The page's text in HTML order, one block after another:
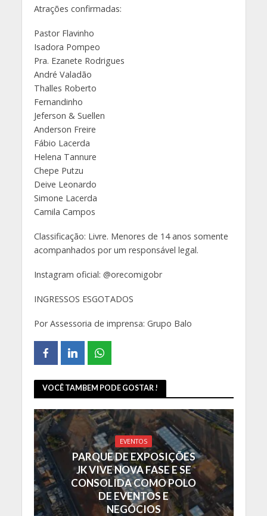
Atrações confirmadas:
Pastor Flavinho
Isadora Pompeo
Pra. Ezanete Rodrigues
André Valadão
Thalles Roberto
Fernandinho
Jeferson & Suellen
Anderson Freire
Fábio Lacerda
Helena Tannure
Chepe Putzu
Deive Leonardo
Simone Lacerda
Camila Campos
Classificação: Livre. Menores de 14 anos somente
acompanhados por um responsável legal.
Instagram oficial: @orecomigobr
INGRESSOS ESGOTADOS
Por Assessoria de imprensa: Grupo Balo
VOCÊ TAMBEM PODE GOSTAR !
EVENTOS
PARQUE DE EXPOSIÇÕES
JK VIVE NOVA FASE E SE
CONSOLIDA COMO POLO
DE EVENTOS E
NEGÓCIOS